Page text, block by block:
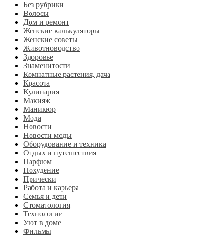
Без рубрики
Волосы
Дом и ремонт
Женские калькуляторы
Женские советы
Животноводство
Здоровье
Знаменитости
Комнатные растения, дача
Красота
Кулинария
Макияж
Маникюр
Мода
Новости
Новости моды
Оборудование и техника
Отдых и путешествия
Парфюм
Похудение
Прически
Работа и карьера
Семья и дети
Стоматология
Технологии
Уют в доме
Фильмы